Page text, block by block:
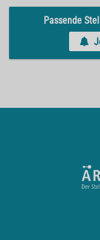
Passende